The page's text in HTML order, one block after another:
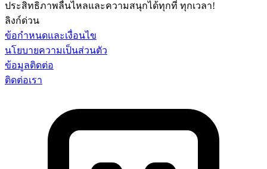
ประสิทธิภาพลื่นไหลและความสนุกได้ทุกที่ ทุกเวลา!
ลิงก์ด่วน
ข้อกำหนดและเงื่อนไข
นโยบายความเป็นส่วนตัว
ข้อมูลติดต่อ
ติดต่อเรา